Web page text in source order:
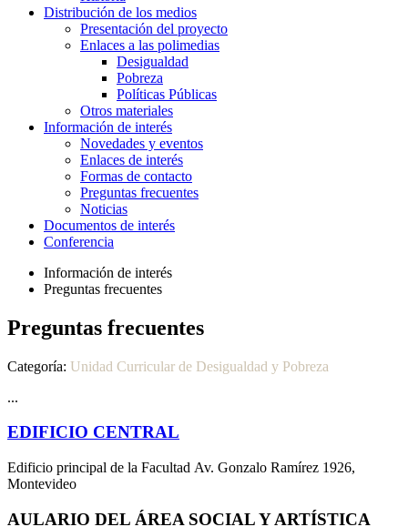
Distribución de los medios
Presentación del proyecto
Enlaces a las polimedias
Desigualdad
Pobreza
Políticas Públicas
Otros materiales
Información de interés
Novedades y eventos
Enlaces de interés
Formas de contacto
Preguntas frecuentes
Noticias
Documentos de interés
Conferencia
Información de interés
Preguntas frecuentes
Preguntas frecuentes
Categoría: Unidad Curricular de Desigualdad y Pobreza
...
EDIFICIO CENTRAL
Edificio principal de la Facultad Av. Gonzalo Ramírez 1926,
Montevideo
AULARIO DEL ÁREA SOCIAL Y ARTÍSTICA